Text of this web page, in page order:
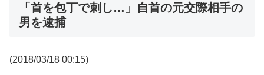
「首を包丁で刺し…」自首の元交際相手の
男を逮捕
(2018/03/18 00:15)